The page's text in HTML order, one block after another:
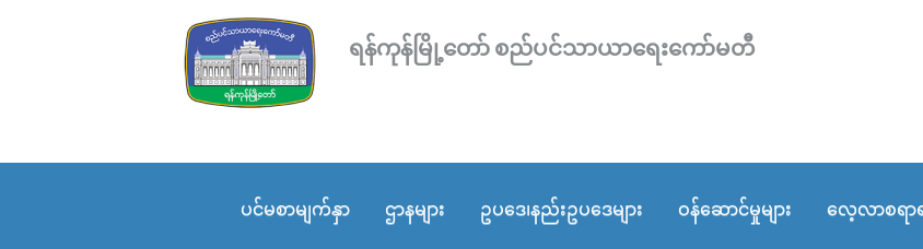
ရန်ကုန်မြို့တော် စည်ပင်သာယာရေးကော်မတီ
ပင်မစာမျက်နှာ ဌာနများ ဥပဒေ၊နည်းဥပဒေများ ဝန်ဆောင်မှုများ လေ့လာစရာ